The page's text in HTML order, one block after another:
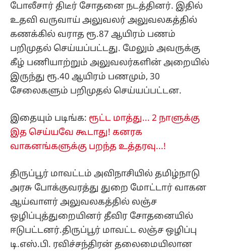
போலீசார் திடீர் சோதனை நடத்தினர். இதில்
உதவி வருவாய் அலுவலர் அலுவலகத்தில்
கணக்கில் வராத ரூ.87 ஆயிரம் பணம்
பறிமுதல் செய்யப்பட்டது. மேலும் அவருக்கு
கீழ் பணியாற்றும் அலுவலர்களின் அறையில்
இருந்து ரூ.40 ஆயிரம் பணமும், 30
சேலைகளும் பறிமுதல் செய்யப்பட்டன.
இதையும் படிங்க: ரூட்ட மாத்து... 2 நாளுக்கு
இத செய்யவே கூடாது! கனரக
வாகனங்களுக்கு பறந்த உத்தரவு...!
திருப்பூர் மாவட்டம் அவிநாசியில் தமிழ்நாடு
அரசு போக்குவரத்து துறை மோட்டார் வாகன
ஆய்வாளர் அலுவலகத்தில் லஞ்ச
ஒழிப்புத்துறையினர் தீவிர சோதனையில்
ஈடுபட்டனர்.திருப்பூர் மாவட்ட லஞ்ச ஒழிப்பு
டி.எஸ்.பி. ரவிச்சந்திரன் தலைமையிலான